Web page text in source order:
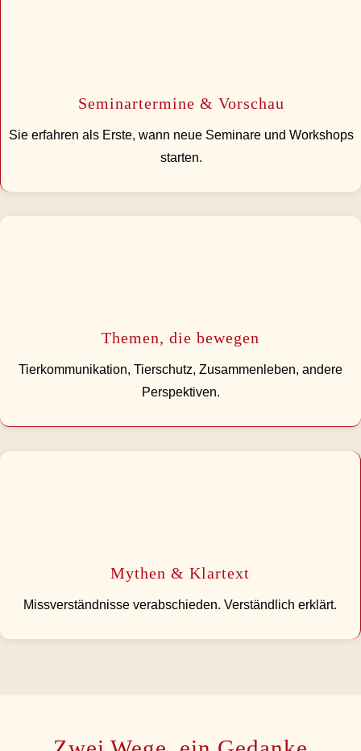
Seminartermine & Vorschau
Sie erfahren als Erste, wann neue Seminare und Workshops
starten.
Themen, die bewegen
Tierkommunikation, Tierschutz, Zusammenleben, andere
Perspektiven.
Mythen & Klartext
Missverständnisse verabschieden. Verständlich erklärt.